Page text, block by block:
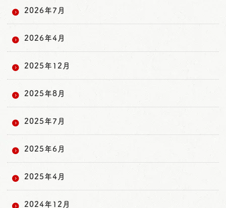
2026年7月
2026年4月
2025年12月
2025年8月
2025年7月
2025年6月
2025年4月
2024年12月